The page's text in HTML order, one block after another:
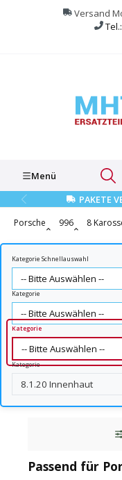
springen
Versand
Tel.:
Menü
PAKETE
Porsche 996 8
Kategorie Schnellauswahl
Kategorie
Kategorie
Kategorie
Passend für